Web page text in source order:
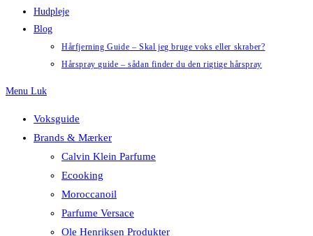
Hudpleje
Blog
Hårfjerning Guide – Skal jeg bruge voks eller skraber?
Hårspray guide – sådan finder du den rigtige hårspray
Menu Luk
Voksguide
Brands & Mærker
Calvin Klein Parfume
Ecooking
Moroccanoil
Parfume Versace
Ole Henriksen Produkter